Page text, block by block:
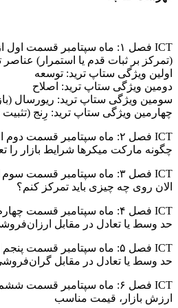
ICT فصل ۱: ماه سپتامبر قسمت اول از دوره مربیگری
(تمرکز بر ثبات قدم یا استمرار)
اولین ویژگی ستاپ ترید: توسعه
دومین ویژگی ستاپ ترید: اصلاح
سومین ویژگی ستاپ ترید: ریورسال
چهارمین ویژگی ستاپ ترید: رِنج
ICT فصل ۲: ماه سپتامبر قسمت دوم از دوره مربیگری
چگونه مارکت میکرها شرایط بازار را
ICT فصل ۳: ماه سپتامبر قسمت سوم از دوره مربیگری
الان روی چه چیزی باید تمرکز کنم؟
ICT فصل ۴: ماه سپتامبر قسمت چهارم از دوره مربیگری
حد وسط یا تعادل در مقابل
ICT فصل ۵: ماه سپتامبر قسمت پنجم از دوره مربیگری
حد وسط یا تعادل در مقابل
ICT فصل ۶: ماه سپتامبر قسمت ششم از دوره مربیگری
ارزش بازار، قیمت مناسب